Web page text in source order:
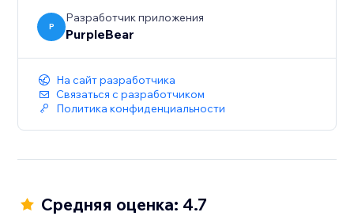
P
Разработчик приложения
PurpleBear
На сайт разработчика
Связаться с разработчиком
Политика конфиденциальности
Средняя оценка: 4.7